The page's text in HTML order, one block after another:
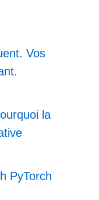
Vos
la
PyTorch